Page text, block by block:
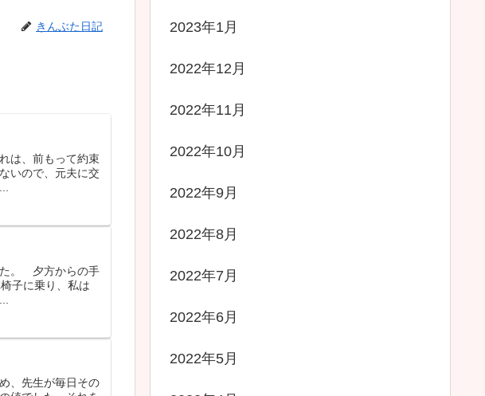
きんぶた日記
は、前もって約束
いので、元夫に交
た。 夕方からの手
子に乗り、私は
、先生が毎日その
2023年1月
2022年12月
2022年11月
2022年10月
2022年9月
2022年8月
2022年7月
2022年6月
2022年5月